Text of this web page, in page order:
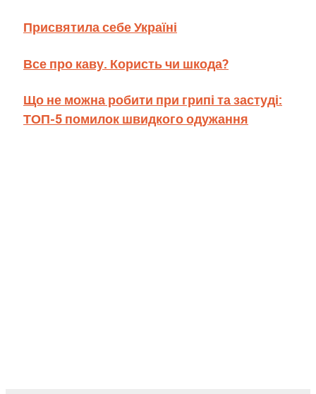
Присвятила себе Україні
Все про каву. Користь чи шкода?
Що не можна робити при грипі та застуді:
ТОП-5 помилок швидкого одужання